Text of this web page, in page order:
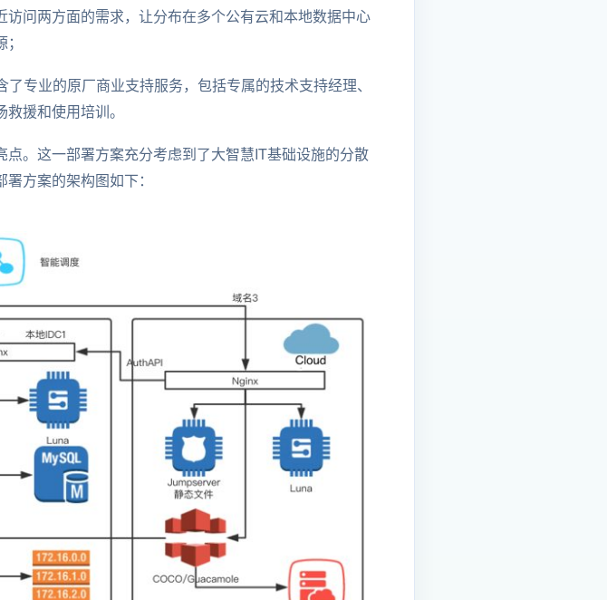
问两方面的需求，让分布在多个公有云和本地数据中心
专业的原厂商业支持服务，包括专属的技术支持经理、
援和使用培训。
。这一部署方案充分考虑到了大智慧IT基础设施的分散
方案的架构图如下：